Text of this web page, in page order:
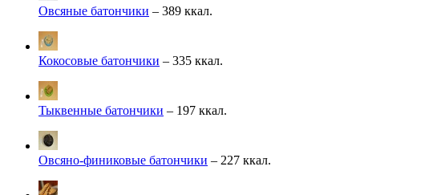
Овсяные батончики – 389 ккал.
Кокосовые батончики – 335 ккал.
Тыквенные батончики – 197 ккал.
Овсяно-финиковые батончики – 227 ккал.